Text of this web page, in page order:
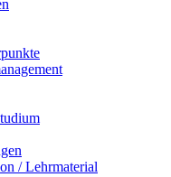
/ Lehrmaterial